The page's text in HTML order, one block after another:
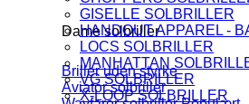
Dame solbriller
Briller uden styrke
Aviator solbriller
GISELLE SOLBRILLER
HANDOUT APPAREL -
LOCS SOLBRILLER
MANHATTAN
VG SOLBRILLER
X-LOOP SOLBRILLER